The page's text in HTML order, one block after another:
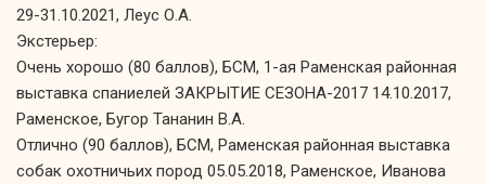
29-31.10.2021, Леус О.А.
Экстерьер:
Очень хорошо (80 баллов), БСМ, 1-ая Раменская районная
выставка спаниелей ЗАКРЫТИЕ СЕЗОНА-2017 14.10.2017,
Раменское, Бугор Тананин В.А.
Отлично (90 баллов), БСМ, Раменская районная выставка
собак охотничьих пород 05.05.2018, Раменское, Иванова